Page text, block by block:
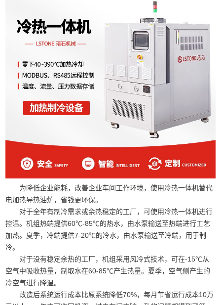
为降低企业能耗，改善企业车间工作环境，使用冷热一体机替代
电加热导热油炉，省钱更环保。
对于全年有制冷需求或余热稳定的工厂，可使用冷热一体机进行
控温。机组热端提供60℃-85℃的热水，由水泵输送至热端进行工艺
加热。夏季，冷端提供7-20℃的冷水，由水泵输送至冷端，用于制
冷。
对于没有稳定余热的工厂，机组采用风冷式技术，可在-15℃从
空气中吸收热量，制取水在60-85℃产生热量。夏季，空气侧产生的
冷空气进行降温。
改造后系统运行成本比原系统降低70%，每月节省运行成本10万